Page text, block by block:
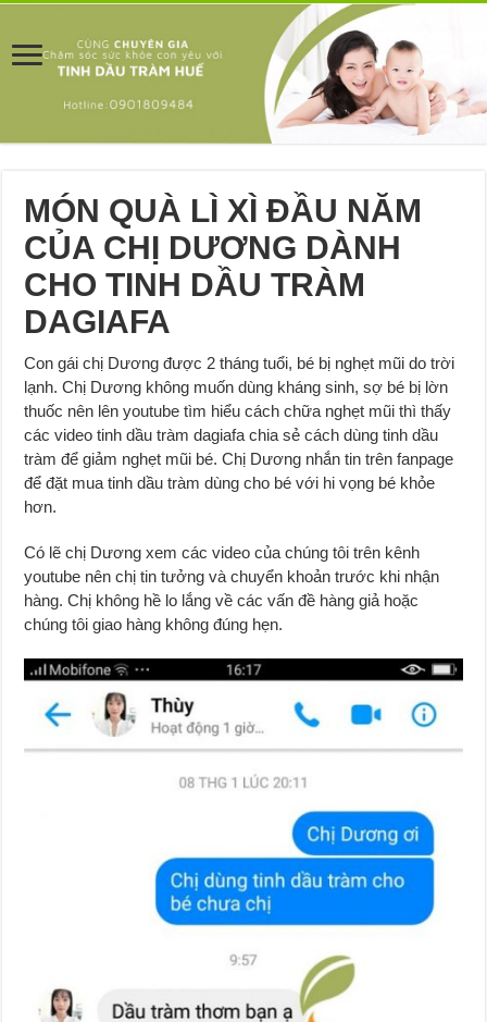
MÓN QUÀ LÌ XÌ ĐẦU NĂM
CỦA CHỊ DƯƠNG DÀNH
CHO TINH DẦU TRÀM
DAGIAFA
Con gái chị Dương được 2 tháng tuổi, bé bị nghẹt mũi do trời
lạnh. Chị Dương không muốn dùng kháng sinh, sợ bé bị lờn
thuốc nên lên youtube tìm hiểu cách chữa nghẹt mũi thì thấy
các video tinh dầu tràm dagiafa chia sẻ cách dùng tinh dầu
tràm để giảm nghẹt mũi bé. Chị Dương nhắn tin trên fanpage
để đặt mua tinh dầu tràm dùng cho bé với hi vọng bé khỏe
hơn.
Có lẽ chị Dương xem các video của chúng tôi trên kênh
youtube nên chị tin tưởng và chuyển khoản trước khi nhận
hàng. Chị không hề lo lắng về các vấn đề hàng giả hoặc
chúng tôi giao hàng không đúng hẹn.